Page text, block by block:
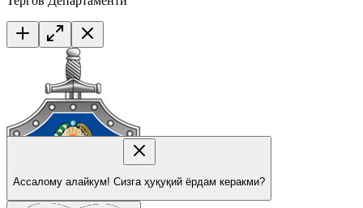
Ассалому алайкум! Сизга ҳуқуқий ёрдам керакми?